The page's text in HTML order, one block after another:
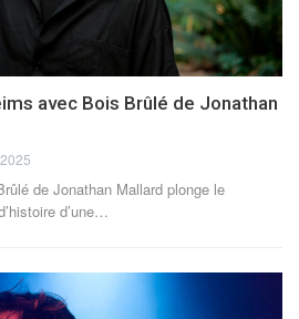
avec Bois Brûlé de Jonathan
de Jonathan Mallard plonge le
d’une…